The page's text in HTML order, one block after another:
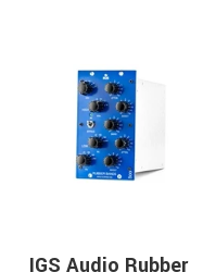
IGS Audio Rubber